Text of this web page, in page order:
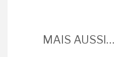
MAIS AUSSI…